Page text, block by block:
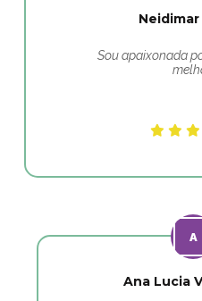
Sou apaixonada
Ana Lucia